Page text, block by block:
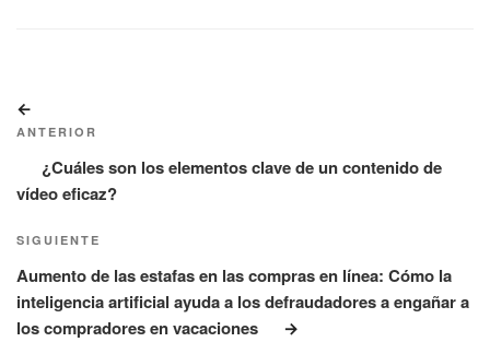
de
entradas
anterior:
ANTERIOR
¿Cuáles son los elementos clave de un contenido de
vídeo eficaz?
Siguiente
entrada
SIGUIENTE
Aumento de las estafas en las compras en línea: Cómo la
inteligencia artificial ayuda a los defraudadores a engañar a
los compradores en vacaciones